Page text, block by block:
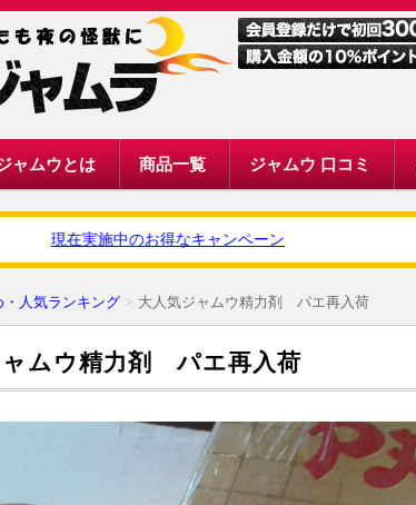
ャムウとは 商品一覧 ジャムウ 口コミ
現在実施中のお得なキャンペーン
・人気ランキング 大人気ジャムウ精力剤 パエ再入荷
ャムウ精力剤 パエ再入荷